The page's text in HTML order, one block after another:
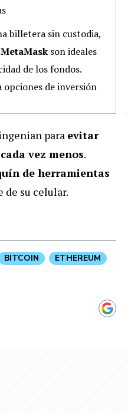
billetera sin custodia,
MetaMask son ideales
de los fondos.
opciones de inversión
para evitar
vez menos.
de herramientas
de su celular.
BITCOIN
ETHEREUM